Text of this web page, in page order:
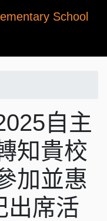
School
自主
知貴校
加並惠
出席活